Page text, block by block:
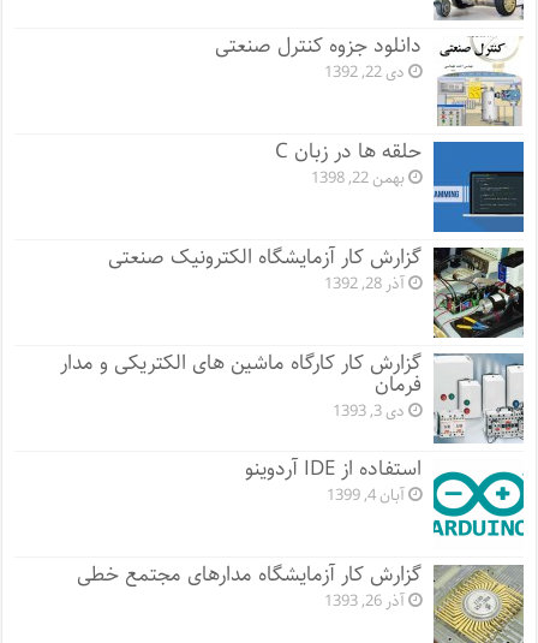
دانلود جزوه کنترل صنعتی
دی 22, 1392
حلقه ها در زبان C
بهمن 22, 1398
گزارش کار آزمایشگاه الکترونیک صنعتی
آذر 28, 1392
گزارش کار کارگاه ماشین های الکتریکی و مدار
فرمان
دی 3, 1393
استفاده از IDE آردوینو
آبان 4, 1399
گزارش کار آزمایشگاه مدارهای مجتمع خطی
آذر 26, 1393